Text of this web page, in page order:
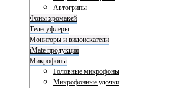
Автогрипы
Фоны хромакей
Телесуфлеры
Мониторы и видоискатели
iMate продукция
Микрофоны
Головные микрофоны
Микрофонные удочки